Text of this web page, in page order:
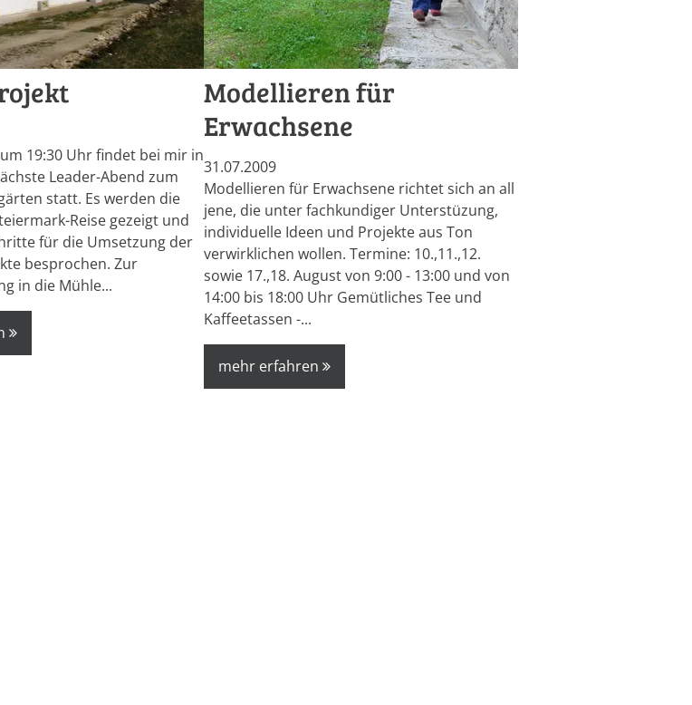
19:30 Uhr findet bei mir in
Leader-Abend zum
statt. Es werden die
Reise gezeigt und
für die Umsetzung der
besprochen. Zur
in die Mühle...
Modellieren für
Erwachsene
31.07.2009
Modellieren für Erwachsene richtet sich an all
jene, die unter fachkundiger Unterstüzung,
individuelle Ideen und Projekte aus Ton
verwirklichen wollen. Termine: 10.,11.,12.
sowie 17.,18. August von 9:00 - 13:00 und von
14:00 bis 18:00 Uhr Gemütliches Tee und
Kaffeetassen -...
mehr erfahren